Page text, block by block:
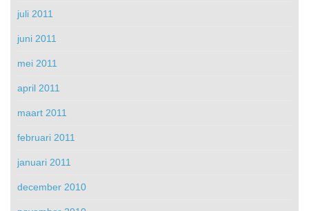
juli 2011
juni 2011
mei 2011
april 2011
maart 2011
februari 2011
januari 2011
december 2010